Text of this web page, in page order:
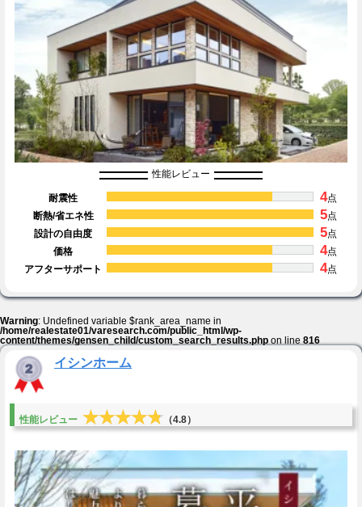
性能レビュー
耐震性 4点
断熱/省エネ性
5点
設計の自由度
5点
価格
4点
アフターサポート
4点
Warning: Undefined variable $rank_area_name in
/home/realestate01/varesearch.com/public_html/wp-
content/themes/gensen_child/custom_search_results.phpon line816
イシンホーム
性能レビュー ★★★★★
★★★★★ （4.8）